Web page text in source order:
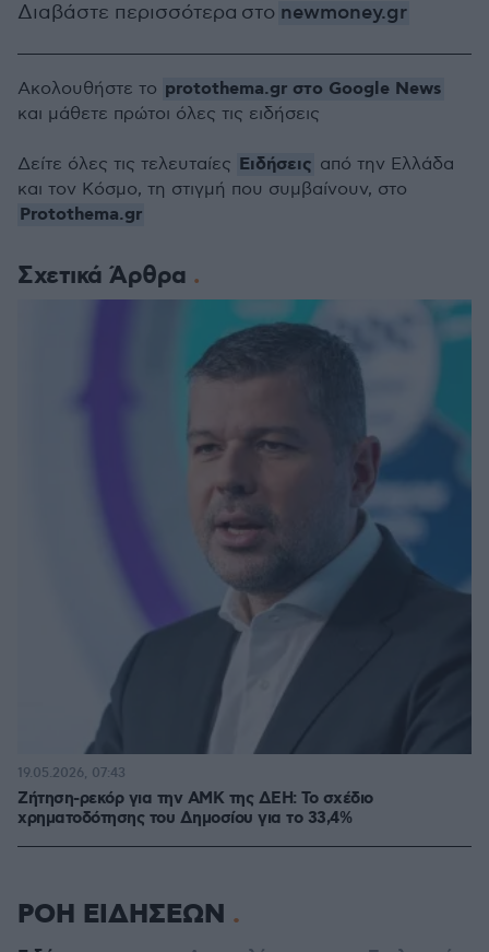
Διαβάστε περισσότερα στο newmoney.gr
Σχετικά Άρθρα
Ζήτηση-ρεκόρ για την ΑΜΚ της ΔΕΗ: Το σχέδιο
χρηματοδότησης του Δημοσίου για το 33,4%
19.05.2026, 07:43
Ακολουθήστε το protothema.gr στο Google News
και μάθετε πρώτοι όλες τις ειδήσεις
Δείτε όλες τις τελευταίες Ειδήσεις από την Ελλάδα
και τον Κόσμο, τη στιγμή που συμβαίνουν, στο
Protothema.gr
ΡΟΗ ΕΙΔΗΣΕΩΝ